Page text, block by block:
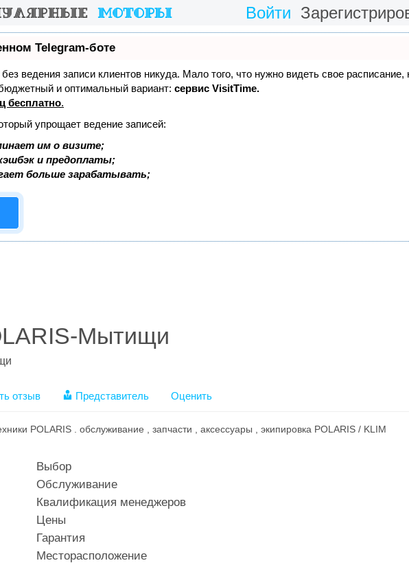
Войти
Telegram-боте
ведения записи клиентов никуда. Мало того, что нужно видеть свое расписание,
и оптимальный вариант: сервис VisitTime.
бесплатно.
упрощает ведение записей:
им о визите;
и предоплаты;
больше зарабатывать;
Мытищи
отзыв Представитель Оценить
POLARIS . обслуживание , запчасти , аксессуары , экипировка POLARIS / KLIM
Выбор
Обслуживание
Квалификация менеджеров
Цены
Гарантия
Месторасположение